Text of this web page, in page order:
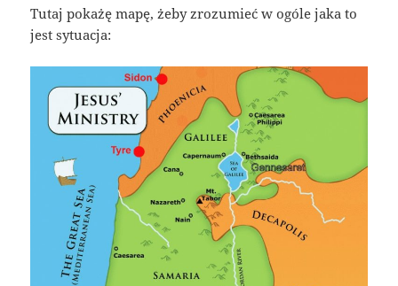
Tutaj pokażę mapę, żeby zrozumieć w ogóle jaka to
jest sytuacja: